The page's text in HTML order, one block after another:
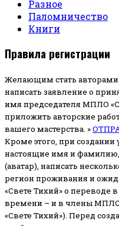
Разное
Паломничество
Книги
Правила регистрации
Желающим стать авторами
написать заявление о
имя председателя МПЛО
приложить авторские
вашего мастерства. »
Кроме этого, при создании
настоящие имя и
(аватар), написать
регион проживания и
«Свете Тихий» о переводе
времени – и в члены
«Свете Тихий»). Перед